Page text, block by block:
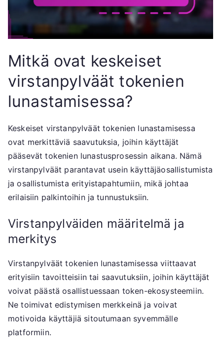
Mitkä ovat keskeiset
virstanpylväät tokenien
lunastamisessa?
Keskeiset virstanpylväät tokenien lunastamisessa
ovat merkittäviä saavutuksia, joihin käyttäjät
pääsevät tokenien lunastusprosessin aikana. Nämä
virstanpylväät parantavat usein käyttäjäosallistumista
ja osallistumista erityistapahtumiin, mikä johtaa
erilaisiin palkintoihin ja tunnustuksiin.
Virstanpylväiden määritelmä ja
merkitys
Virstanpylväät tokenien lunastamisessa viittaavat
erityisiin tavoitteisiin tai saavutuksiin, joihin käyttäjät
voivat päästä osallistuessaan token-ekosysteemiin.
Ne toimivat edistymisen merkkeinä ja voivat
motivoida käyttäjiä sitoutumaan syvemmälle
platformiin.